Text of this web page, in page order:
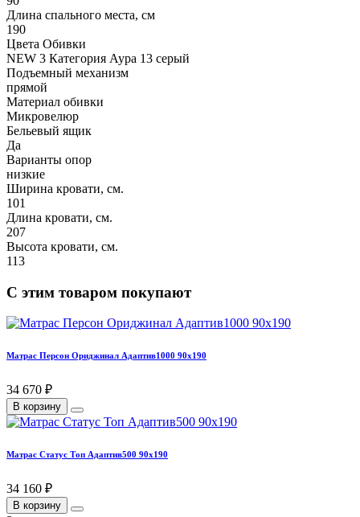
Длина спального места, см
190
Цвета Обивки
NEW 3 Категория Аура 13 серый
Подъемный механизм
прямой
Материал обивки
Микровелюр
Бельевый ящик
Да
Варианты опор
низкие
Ширина кровати, см.
101
Длина кровати, см.
207
Высота кровати, см.
113
С этим товаром покупают
Матрас Персон Ориджинал Адаптив1000 90х190
34 670 ₽
В корзину
Матрас Статус Топ Адаптив500 90х190
34 160 ₽
В корзину